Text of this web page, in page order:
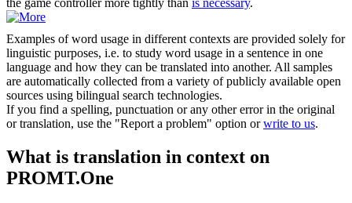
the game controller more tightly than is necessary.
Examples of word usage in different contexts are provided solely for
linguistic purposes, i.e. to study word usage in a sentence in one
language and how they can be translated into another. All samples
are automatically collected from a variety of publicly available open
sources using bilingual search technologies.
If you find a spelling, punctuation or any other error in the original
or translation, use the "Report a problem" option orwrite to us.
What is translation in context on
PROMT.One